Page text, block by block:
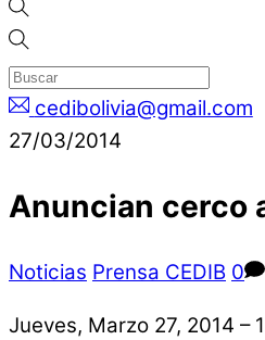
cedibolivia@gmail.com
27/03/2014
Anuncian cerco
Noticias Prensa CEDIB 0
Jueves, Marzo 27, 2014 –